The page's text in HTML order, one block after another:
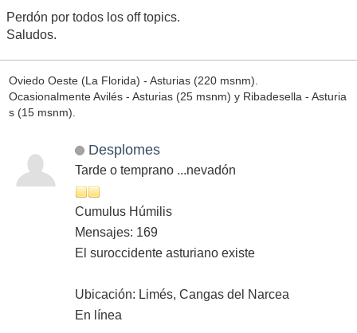
Perdón por todos los off topics.
Saludos.
Oviedo Oeste (La Florida) - Asturias (220 msnm).
Ocasionalmente Avilés - Asturias (25 msnm) y Ribadesella - Asturia
s (15 msnm).
Desplomes
Tarde o temprano ...nevadón
Cumulus Húmilis
Mensajes: 169
El suroccidente asturiano existe
Ubicación: Limés, Cangas del Narcea
En línea